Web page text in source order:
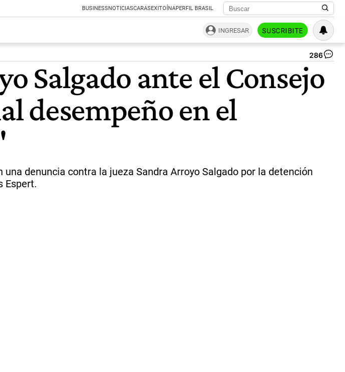
BUSINESSNOTICIASCARASEXITOÍNAPERFIL BRASIL
INGRESAR SUSCRIBITE
286
Salgado ante el Consejo
desempeño en el
denuncia contra la jueza Sandra Arroyo Salgado por la detención
Espert.